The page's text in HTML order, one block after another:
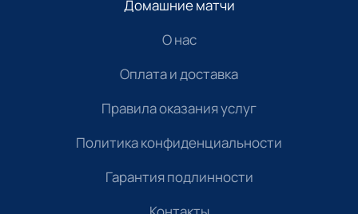
Домашние матчи
О нас
Оплата и доставка
Правила оказания услуг
Политика конфиденциальности
Гарантия подлинности